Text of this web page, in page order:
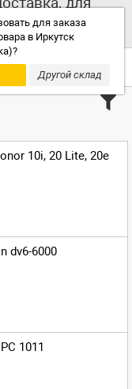
для заказа
в Иркутск
Другой склад
выбирайте
склад!
10i, 20 Lite, 20e
dv6-6000
1011